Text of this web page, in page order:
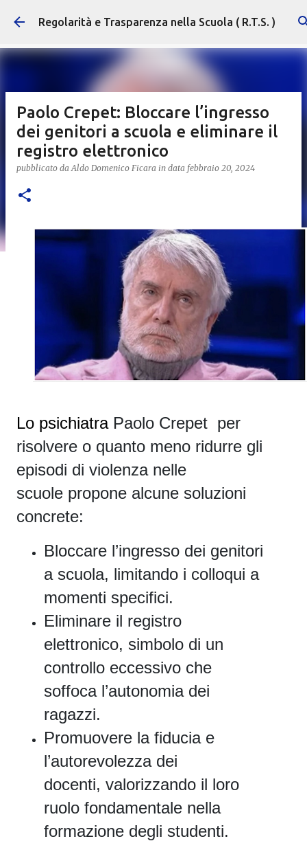
Passa ai contenuti principali
Regolarità e Trasparenza nella Scuola ( R.T.S. )
Paolo Crepet: Bloccare l’ingresso
dei genitori a scuola e eliminare il
registro elettronico
pubblicato daAldo Domenico Ficara in data febbraio 20, 2024
Lo psichiatra Paolo Crepet per
risolvere o quanto meno ridurre gli
episodi di violenza nelle
scuole propone alcune soluzioni
concrete:
Bloccare l’ingresso dei genitori
a scuola, limitando i colloqui a
momenti specifici.
Eliminare il registro
elettronico, simbolo di un
controllo eccessivo che
soffoca l’autonomia dei
ragazzi.
Promuovere la fiducia e
l’autorevolezza dei
docenti, valorizzando il loro
ruolo fondamentale nella
formazione degli studenti.